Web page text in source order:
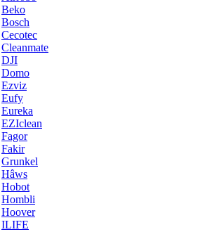
Beko
Bosch
Cecotec
Cleanmate
DJI
Domo
Ezviz
Eufy
Eureka
EZIclean
Fagor
Fakir
Grunkel
Hâws
Hobot
Hombli
Hoover
ILIFE